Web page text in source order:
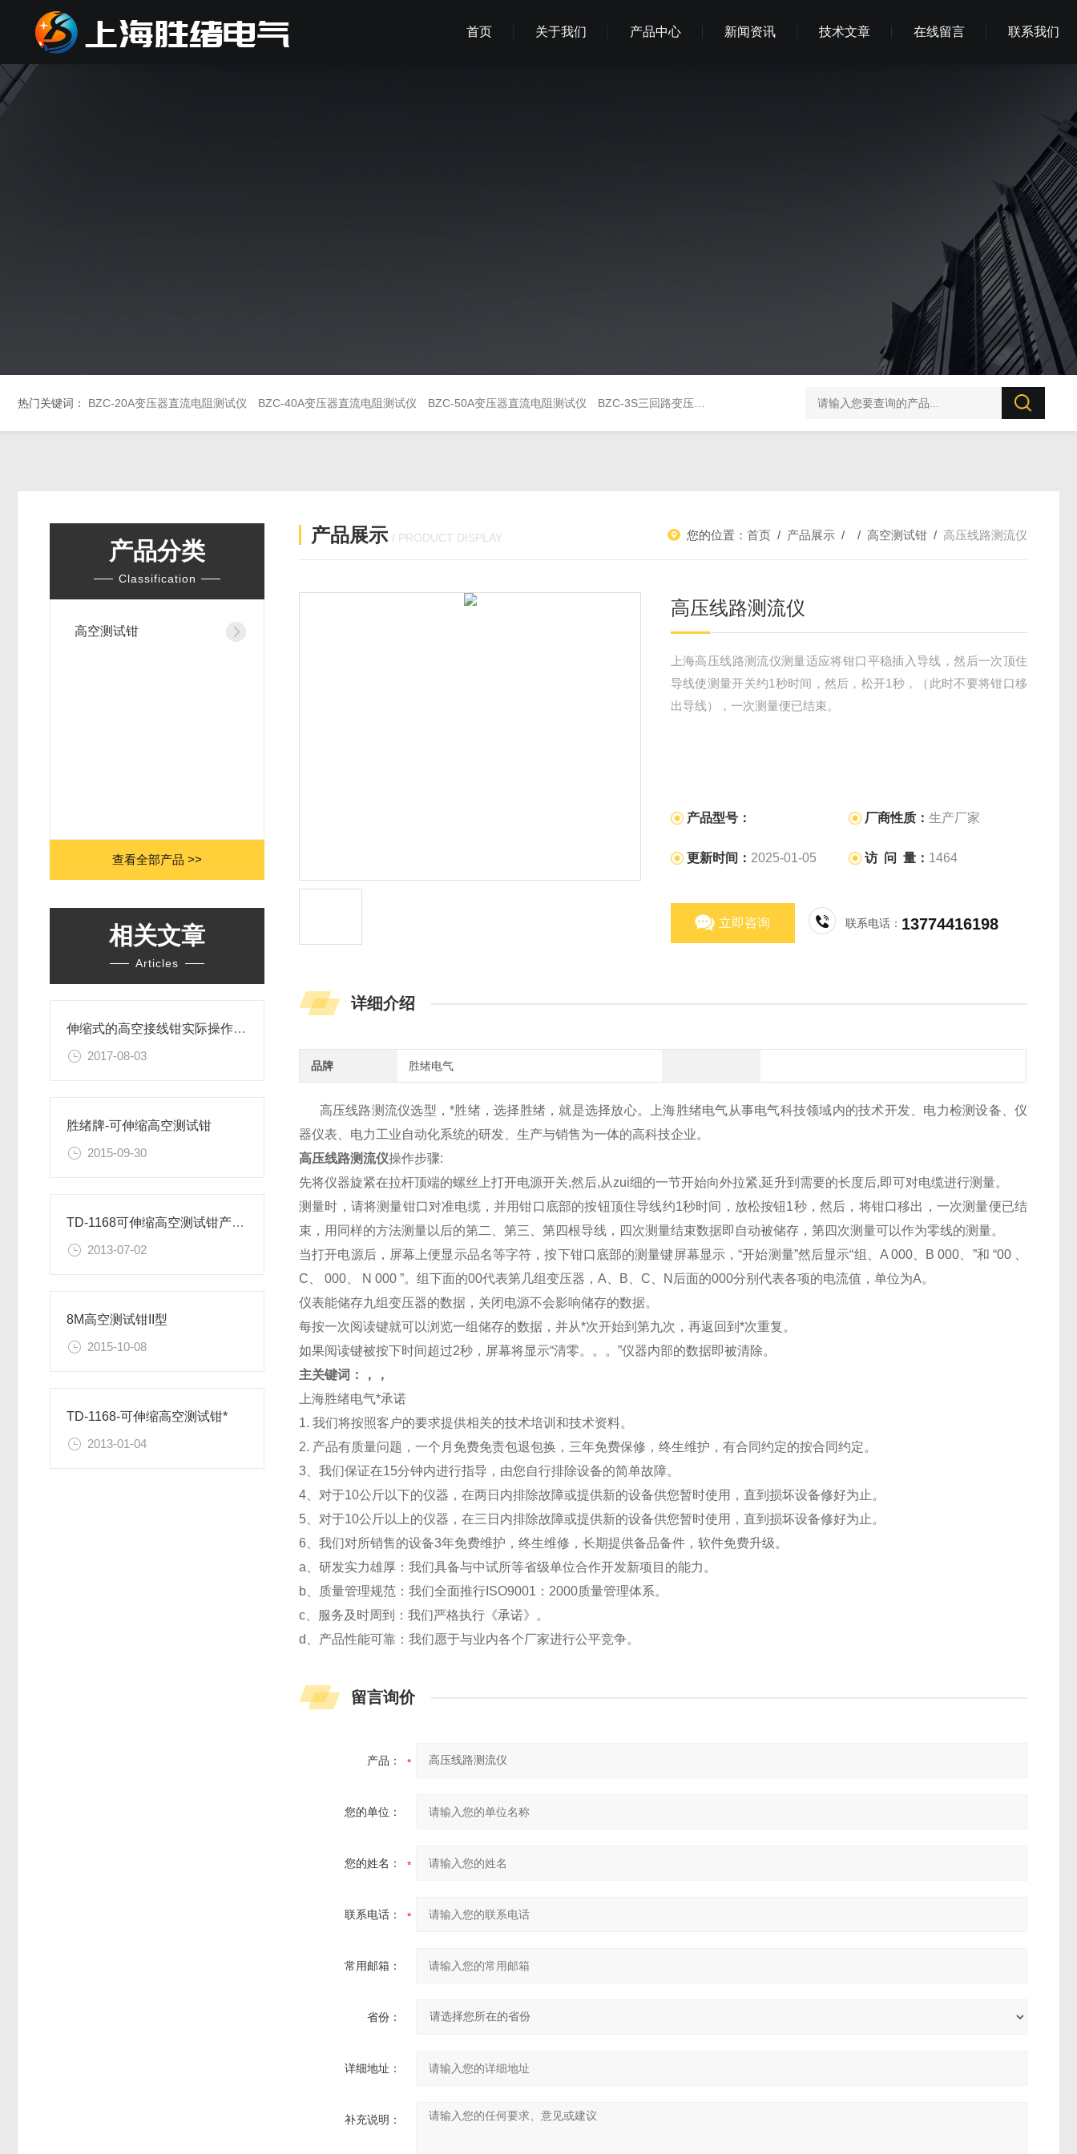
首页 关于我们 产品中心 新闻资讯 技术文章 在线留言 联系我们
热门关键词： BZC-20A变压器直流电阻测试仪 BZC-40A变压器直流电阻测试仪 BZC-50A变压器直流电阻测试仪 BZC-3S三回路变压器直流电阻测试仪 BZX-20S 变压器直流电阻测试仪 PC57直流电阻测量仪
产品分类
Classification
高空测试钳
查看全部产品 >>
相关文章
Articles
伸缩式的高空接线钳实际操作简单
2017-08-03
胜绪牌-可伸缩高空测试钳
2015-09-30
TD-1168可伸缩高空测试钳产品用途
2013-07-02
8M高空测试钳II型
2015-10-08
TD-1168-可伸缩高空测试钳*
2013-01-04
产品展示 / PRODUCT DISPLAY 您的位置： 首页 / 产品展示 / / 高空测试钳 / 高压线路测流仪
高压线路测流仪
上海高压线路测流仪测量适应将钳口平稳插入导线，然后一次顶住
导线使测量开关约1秒时间，然后，松开1秒，（此时不要将钳口移
出导线），一次测量便已结束。
产品型号： 厂商性质：生产厂家
更新时间： 2025-01-05 访 问 量： 1464
立即咨询 联系电话： 13774416198
详细介绍
品牌 胜绪电气
高压线路测流仪选型，*胜绪，选择胜绪，就是选择放心。上海胜绪电气从事电气科技领域内的技术开发、电力检测设备、仪
器仪表、电力工业自动化系统的研发、生产与销售为一体的高科技企业。
高压线路测流仪操作步骤:
先将仪器旋紧在拉杆顶端的螺丝上打开电源开关,然后,从zui细的一节开始向外拉紧,延升到需要的长度后,即可对电缆进行测量。
测量时，请将测量钳口对准电缆，并用钳口底部的按钮顶住导线约1秒时间，放松按钮1秒，然后，将钳口移出，一次测量便已结
束，用同样的方法测量以后的第二、第三、第四根导线，四次测量结束数据即自动被储存，第四次测量可以作为零线的测量。
当打开电源后，屏幕上便显示品名等字符，按下钳口底部的测量键屏幕显示，“开始测量”然后显示“组、A 000、B 000、”和 “00 、
C、 000、 N 000 ”。组下面的00代表第几组变压器，A、B、C、N后面的000分别代表各项的电流值，单位为A。
仪表能储存九组变压器的数据，关闭电源不会影响储存的数据。
每按一次阅读键就可以浏览一组储存的数据，并从*次开始到第九次，再返回到*次重复。
如果阅读键被按下时间超过2秒，屏幕将显示“清零。。。”仪器内部的数据即被清除。
主关键词：，
，
上海胜绪电气*承诺
1. 我们将按照客户的要求提供相关的技术培训和技术资料。
2. 产品有质量问题，一个月免费免责包退包换，三年免费保修，终生维护，有合同约定的按合同约定。
3、我们保证在15分钟内进行指导，由您自行排除设备的简单故障。
4、对于10公斤以下的仪器，在两日内排除故障或提供新的设备供您暂时使用，直到损坏设备修好为止。
5、对于10公斤以上的仪器，在三日内排除故障或提供新的设备供您暂时使用，直到损坏设备修好为止。
6、我们对所销售的设备3年免费维护，终生维修，长期提供备品备件，软件免费升级。
a、研发实力雄厚：我们具备与中试所等省级单位合作开发新项目的能力。
b、质量管理规范：我们全面推行ISO9001：2000质量管理体系。
c、服务及时周到：我们严格执行《承诺》。
d、产品性能可靠：我们愿于与业内各个厂家进行公平竞争。
留言询价
产品：
您的单位：
您的姓名：
联系电话：
常用邮箱：
省份：
详细地址：
补充说明：